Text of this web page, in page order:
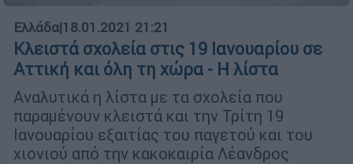
Ελλάδα|18.01.2021 21:21
Κλειστά σχολεία στις 19 Ιανουαρίου σε
Αττική και όλη τη χώρα - Η λίστα
Αναλυτικά η λίστα με τα σχολεία που
παραμένουν κλειστά και την Τρίτη 19
Ιανουαρίου εξαιτίας του παγετού και του
χιονιού από την κακοκαιρία Λέανδρος